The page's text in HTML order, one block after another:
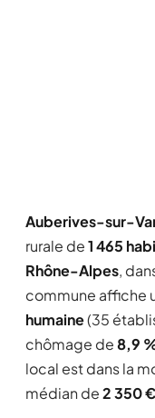
Auberives-sur-
rurale de1 465
Rhône-Alpes,
commune affiche
humaine(35
chômage de8,9
local est dans la
médian de2 350